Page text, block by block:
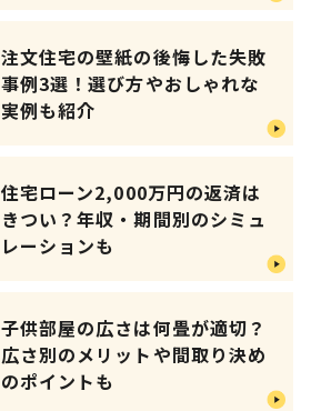
注文住宅の壁紙の後悔した失敗
事例3選！選び方やおしゃれな
実例も紹介
住宅ローン2,000万円の返済は
きつい？年収・期間別のシミュ
レーションも
子供部屋の広さは何畳が適切？
広さ別のメリットや間取り決め
のポイントも